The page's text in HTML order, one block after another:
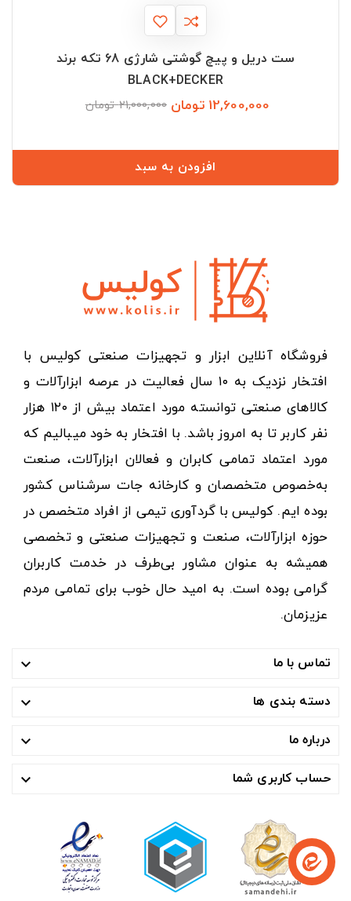
ست دریل و پیچ گوشتی شارژی 68 تکه برند
BLACK+DECKER
12,600,000 تومان 21,000,000 تومان
افزودن به سبد
فروشگاه آنلاین ابزار و تجهیزات صنعتی کولیس با
افتخار نزدیک به ۱۰ سال فعالیت در عرصه ابزارآلات و
کالاهای صنعتی توانسته مورد اعتماد بیش از ۱۲۰ هزار
نفر کاربر تا به امروز باشد. با افتخار به خود میبالیم که
مورد اعتماد تمامی کابران و فعالان ابزارآلات، صنعت
به‌خصوص متخصصان و کارخانه جات سرشناس کشور
بوده ایم. کولیس با گردآوری تیمی از افراد متخصص در
حوزه ابزارآلات، صنعت و تجهیزات صنعتی و تخصصی
همیشه به عنوان مشاور بی‌طرف در خدمت کاربران
گرامی بوده است. به امید حال خوب برای تمامی مردم
عزیزمان.
تماس با ما 
دسته بندی ها 
درباره ما 
حساب کاربری شما 